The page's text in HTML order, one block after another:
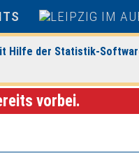
Hilfe der Statistik-
vorbei.